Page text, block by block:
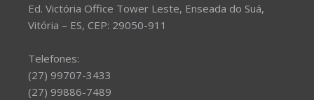
Ed. Victória Office Tower Leste, Enseada do Suá,
Vitória – ES, CEP: 29050-911
Telefones:
(27) 99707-3433
(27) 99886-7489